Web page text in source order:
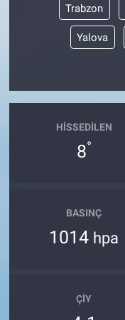
Trabzon
Yalova
HISSEDILEN
8°
BASINÇ
1014 hpa
ÇIY